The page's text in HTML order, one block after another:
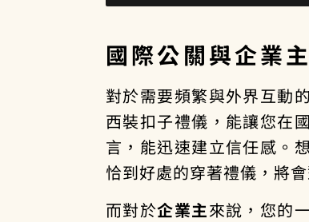
國際公關與企業
對於需要頻繁與外界互動的
西裝扣子禮儀，能讓您在
言，能迅速建立信任感。
恰到好處的穿著禮儀，將
而對於企業主來說，您的